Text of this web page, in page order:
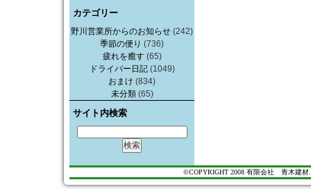
カテゴリー
野川営業所からのお知らせ (242)
季節の便り (736)
疲れを癒す(65)
ドライバー日記(1049)
おまけ (834)
未分類(65)
サイト内検索
©COPYRIGHT 2008 有限会社 青木建材.